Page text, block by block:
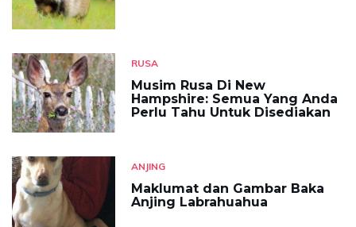
RUSA
Musim Rusa Di New
Hampshire: Semua Yang Anda
Perlu Tahu Untuk Disediakan
ANJING
Maklumat dan Gambar Baka
Anjing Labrahuahua